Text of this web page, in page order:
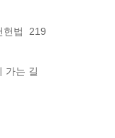
헌법  219
가는 길